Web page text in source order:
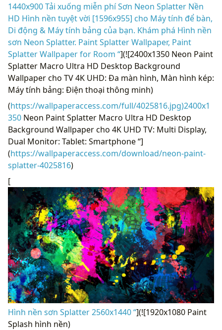
1440x900 Tải xuống miễn phí Sơn Neon Splatter Nền
HD Hình nền tuyệt vời [1596x955] cho Máy tính để bàn,
Di động & Máy tính bảng của bạn. Khám phá Hình nền
sơn Neon Splatter. Paint Splatter Wallpaper, Paint
Splatter Wallpaper for Room “](![2400x1350 Neon Paint
Splatter Macro Ultra HD Desktop Background
Wallpaper cho TV 4K UHD: Đa màn hình, Màn hình kép:
Máy tính bảng: Điện thoại thông minh)
(https://wallpaperaccess.com/full/4025816.jpg)2400x1
350 Neon Paint Splatter Macro Ultra HD Desktop
Background Wallpaper cho 4K UHD TV: Multi Display,
Dual Monitor: Tablet: Smartphone “]
(https://wallpaperaccess.com/download/neon-paint-
splatter-4025816)
[
Hình nền sơn Splatter 2560x1440 “](![1920x1080 Paint
Splash hình nền)